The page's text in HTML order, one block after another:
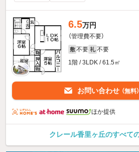
6.5万円
（管理費不要）
敷 不要 礼 不要
1階 / 3LDK / 61.5㎡
お問い合わせ （無料）
ほか提供
クレール香里ヶ丘のすべて